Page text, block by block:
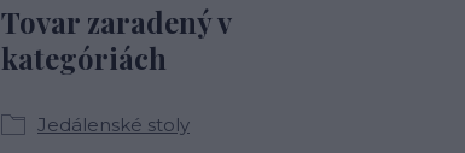
Tovar zaradený v
kategóriách
Jedálenské stoly